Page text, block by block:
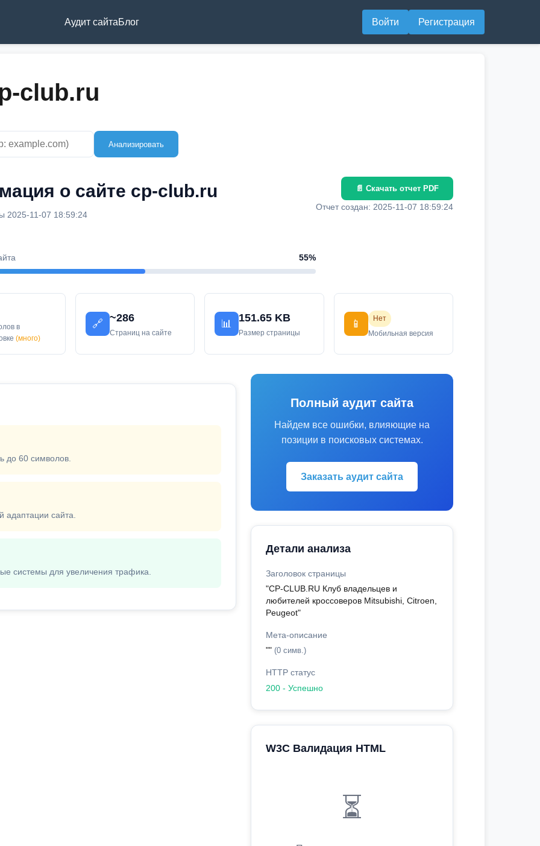
Аудит сайтаБлог Войти Регистрация
club.ru
Анализировать
о сайте cp-club.ru
2025-11-07 18:59:24
55%
📄 Скачать отчет PDF
Отчет создан: 2025-11-07 18:59:24
в
(много)
🔗
~286
Страниц на сайте
📊
151.65 KB
Размер страницы
📱
Нет
Мобильная версия
до 60 символов.
адаптации сайта.
системы для увеличения трафика.
Полный аудит сайта
Найдем все ошибки, влияющие на
позиции в поисковых системах.
Заказать аудит сайта
Детали анализа
Заголовок страницы
"CP-CLUB.RU Клуб владельцев и
любителей кроссоверов Mitsubishi, Citroen,
Peugeot"
Мета-описание
"" (0 симв.)
HTTP статус
200 - Успешно
W3C Валидация HTML
⏳